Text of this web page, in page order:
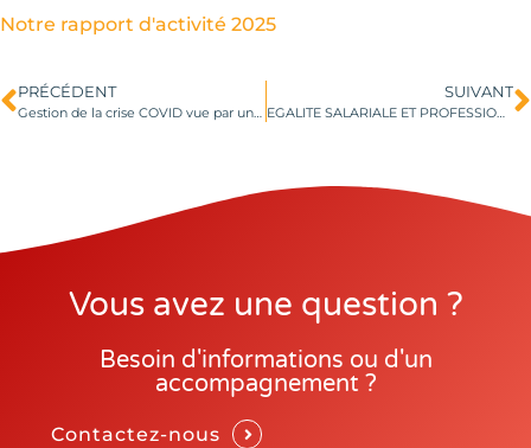
Notre rapport d'activité 2025
PRÉCÉDENT
Gestion de la crise COVID vue par une actrice du monde hospitalier Christine KEUP Cadre de la santé, présidente BPW Lille le 13 octobre 2020 19h00 Novotel Lille
SUIVANT
EGALITE SALARIALE ET PROFESSIONNELLE DANS L’ENTREPRISE Comment répondre aux obligations légales ?
Vous avez une question ?
Besoin d'informations ou d'un
accompagnement ?
Contactez-nous